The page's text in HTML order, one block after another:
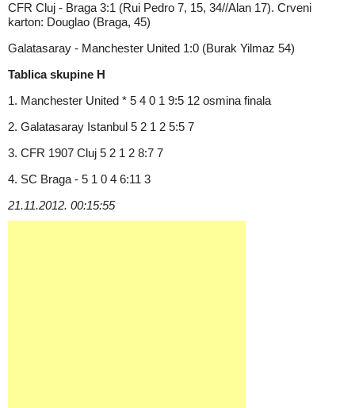
CFR Cluj - Braga 3:1 (Rui Pedro 7, 15, 34//Alan 17). Crveni
karton: Douglao (Braga, 45)
Galatasaray - Manchester United 1:0 (Burak Yilmaz 54)
Tablica skupine H
1. Manchester United * 5 4 0 1 9:5 12 osmina finala
2. Galatasaray Istanbul 5 2 1 2 5:5 7
3. CFR 1907 Cluj 5 2 1 2 8:7 7
4. SC Braga - 5 1 0 4 6:11 3
21.11.2012. 00:15:55